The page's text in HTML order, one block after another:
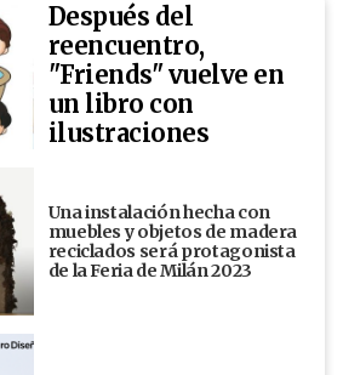
Después del
reencuentro,
"Friends" vuelve en
un libro con
ilustraciones
Una instalación hecha con
muebles y objetos de madera
reciclados será protagonista
de la Feria de Milán 2023